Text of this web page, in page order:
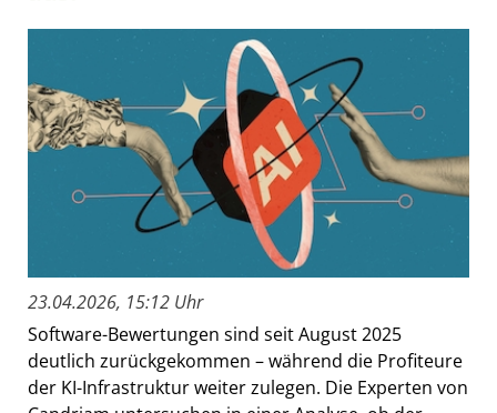
23.04.2026, 15:12 Uhr
Software-Bewertungen sind seit August 2025
deutlich zurückgekommen – während die Profiteure
der KI-Infrastruktur weiter zulegen. Die Experten von